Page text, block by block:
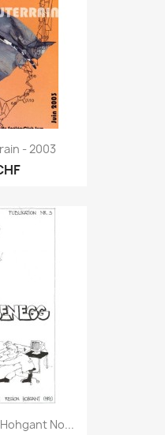
- 2003
No...